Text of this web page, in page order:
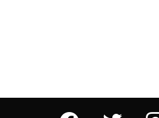
facebook twitter